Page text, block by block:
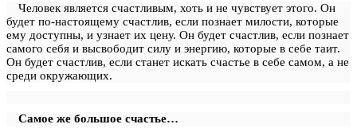
Человек является счастливым, хоть и не чувствует этого. Он
будет по-настоящему счастлив, если познает милости, которые
ему доступны, и узнает их цену. Он будет счастлив, если познает
самого себя и высвободит силу и энергию, которые в себе таит.
Он будет счастлив, если станет искать счастье в себе самом, а не
среди окружающих.
Самое же большое счастье…